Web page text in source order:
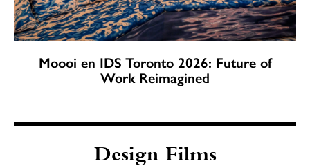
Moooi en IDS Toronto 2026: Future of
Work Reimagined
Design Films